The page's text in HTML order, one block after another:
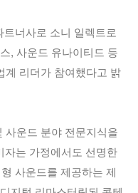
너사로 소니 일렉트로
, 사운드 유나이티드 등
계 리더가 참여했다고 밝
사운드 분야 전문지식을
자는 가정에서도 선명한
사운드를 제공하는 제